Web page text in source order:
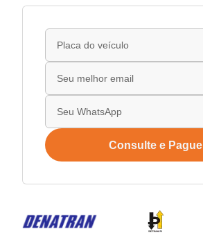
Consulte e Pague